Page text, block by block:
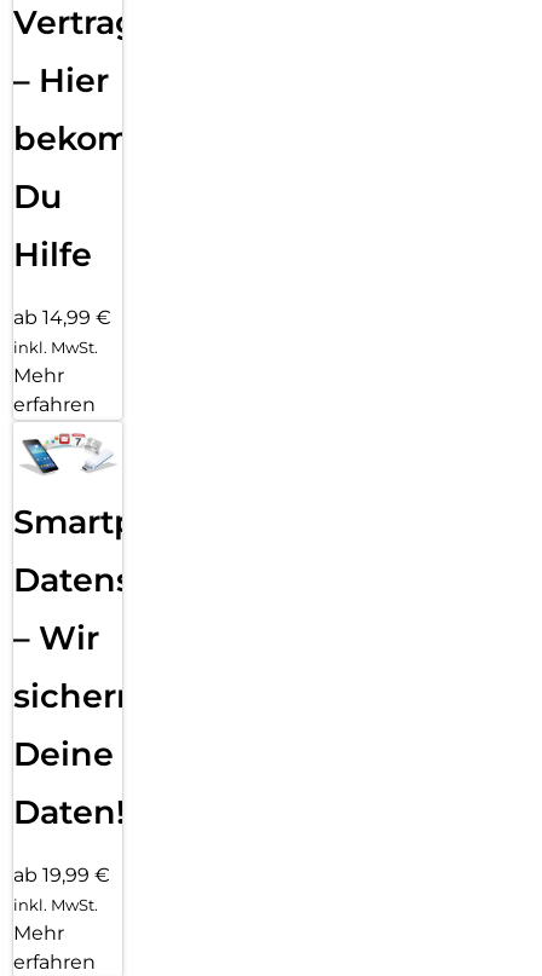
Vertragsabwicklung
– Hier
bekommst
Du
Hilfe
ab 14,99 €
inkl. MwSt.
Mehr
erfahren
Smartphone
Datensicherung
– Wir
sichern
Deine
Daten!
ab 19,99 €
inkl. MwSt.
Mehr
erfahren